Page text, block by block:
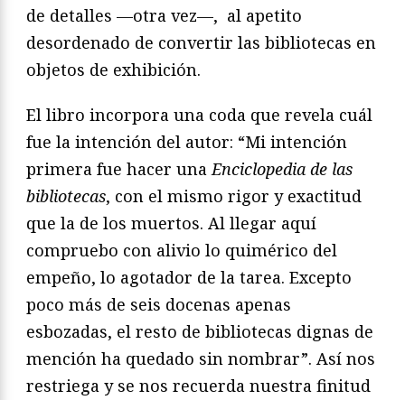
de detalles —otra vez—, al apetito
desordenado de convertir las bibliotecas en
objetos de exhibición.
El libro incorpora una coda que revela cuál
fue la intención del autor: “Mi intención
primera fue hacer una Enciclopedia de las
bibliotecas, con el mismo rigor y exactitud
que la de los muertos. Al llegar aquí
compruebo con alivio lo quimérico del
empeño, lo agotador de la tarea. Excepto
poco más de seis docenas apenas
esbozadas, el resto de bibliotecas dignas de
mención ha quedado sin nombrar”. Así nos
restriega y se nos recuerda nuestra finitud